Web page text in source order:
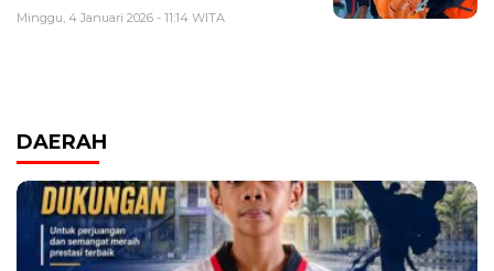
Minggu, 4 Januari 2026 - 11:14 WITA
DAERAH